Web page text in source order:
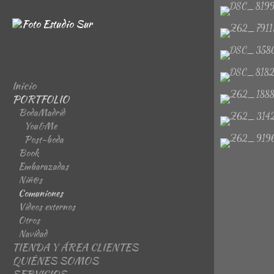
Inicio
PORTFOLIO
BodaMadrid
You&Me
Post-boda
Book
Embarazadas
Niñ@s
Comuniones
Videos externos
Otros
Navidad
TIENDA Y ÁREA CLIENTES
QUIÉNES SOMOS